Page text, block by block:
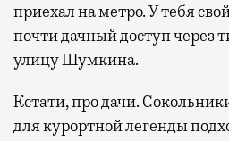
приехал на метро. У тебя
почти дачный доступ через
улицу Шумкина.
Кстати, про дачи.
для курортной легенды